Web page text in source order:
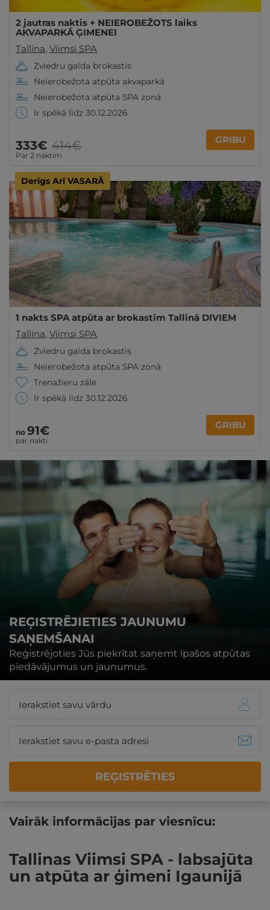
2 jautras naktis + NEIEROBEŽOTS laiks
AKVAPARKĀ ĢIMENEI
Tallina, Viimsi SPA
Zviedru galda brokastis
Neierobežota atpūta akvaparkā
Neierobežota atpūta SPA zonā
Ir spēkā līdz 30.12.2026
333€
Par 2 naktīm
414€ GRIBU
Derīgs Arī VASARĀ
1 nakts SPA atpūta ar brokastīm Tallinā DIVIEM
Tallina, Viimsi SPA
Zviedru galda brokastis
Neierobežota atpūta SPA zonā
Trenažieru zāle
Ir spēkā līdz 30.12.2026
no 91€
par nakti
GRIBU
REĢISTRĒJIETIES JAUNUMU
SAŅEMŠANAI
Reģistrējoties Jūs piekrītat saņemt īpašos atpūtas
piedāvājumus un jaunumus.
REĢISTRĒTIES
Vairāk informācijas par viesnīcu:
Tallinas Viimsi SPA - labsajūta
un atpūta ar ģimeni Igaunijā